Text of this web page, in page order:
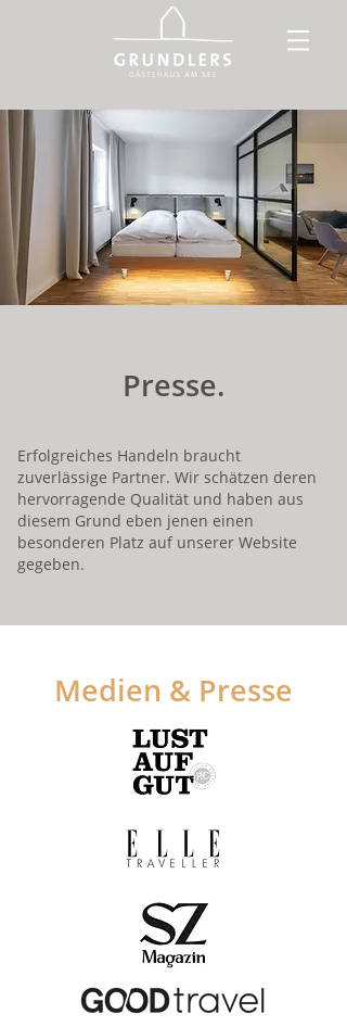
Presse.
Erfolgreiches Handeln braucht
zuverlässige Partner. Wir schätzen deren
hervorragende Qualität und haben aus
diesem Grund eben jenen einen
besonderen Platz auf unserer Website
gegeben.
Medien & Presse